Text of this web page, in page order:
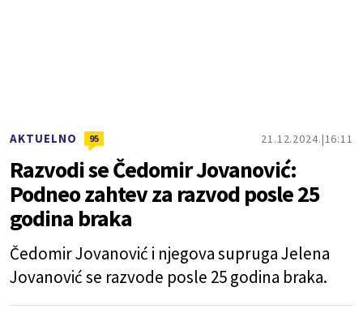
AKTUELNO 95 21.12.2024. 16:11
Razvodi se Čedomir Jovanović:
Podneo zahtev za razvod posle 25
godina braka
Čedomir Jovanović i njegova supruga Jelena
Jovanović se razvode posle 25 godina braka.